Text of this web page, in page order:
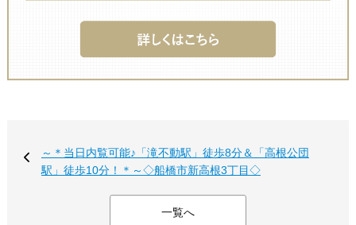
～＊当日内覧可能♪「滝不動駅」徒歩8分＆「高根公団
駅」徒歩10分！＊～◇船橋市新高根3丁目◇
一覧へ